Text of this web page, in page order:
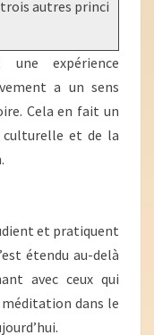
autres princi
expérience
a un sens
Cela en fait un
culturelle et de la
et pratiquent
étendu au-delà
avec ceux qui
dans le